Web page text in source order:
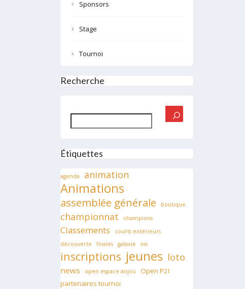
Sponsors
Stage
Tournoi
Recherche
Étiquettes
agenda animation
Animations
assemblée générale boutique
championnat champions
Classements
courts extérieurs
découverte
finales galaxie ins
inscriptions jeunes loto
news open espace anjou
Open P2I
partenaires tournoi